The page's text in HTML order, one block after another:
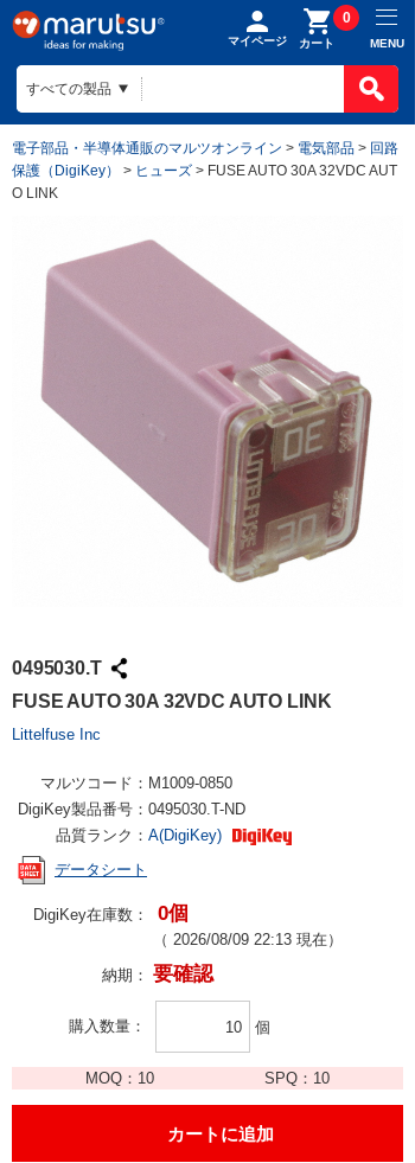
マイページ カート
0
MENU
電子部品・半導体通販のマルツオンライン > 電気部品 > 回路
保護（DigiKey）
> ヒューズ > FUSE AUTO 30A 32VDC AUT
O LINK
0495030.T
FUSE AUTO 30A 32VDC AUTO LINK
Littelfuse Inc
マルツコード： M1009-0850
DigiKey製品番号： 0495030.T-ND
品質ランク： A(DigiKey)
データシート
DigiKey在庫数： 0個
（ 2026/08/09 22:13 現在）
納期： 要確認
購入数量 個
MOQ： 10 SPQ： 10